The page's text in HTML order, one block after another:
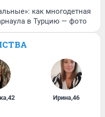
как многодетная
в Турцию — фото
,42 Ирина,46